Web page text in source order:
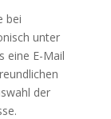
bei
unter
eine E-Mail
der